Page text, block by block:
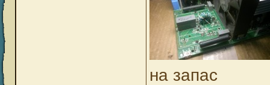
на запас